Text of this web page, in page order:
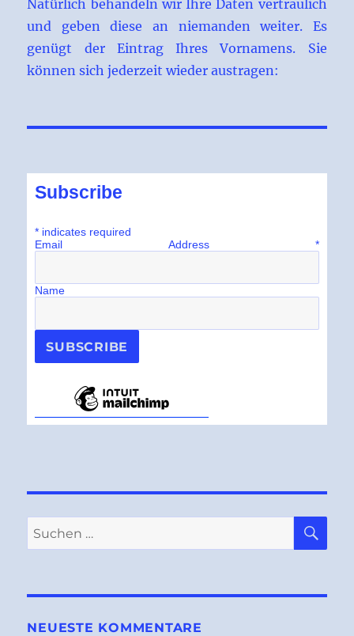
Natürlich behandeln wir Ihre Daten vertraulich
und geben diese an niemanden weiter. Es
genügt der Eintrag Ihres Vornamens. Sie
können sich jederzeit wieder austragen:
Subscribe
* indicates required
Email Address *
Name
Suchen
nach:
NEUESTE KOMMENTARE